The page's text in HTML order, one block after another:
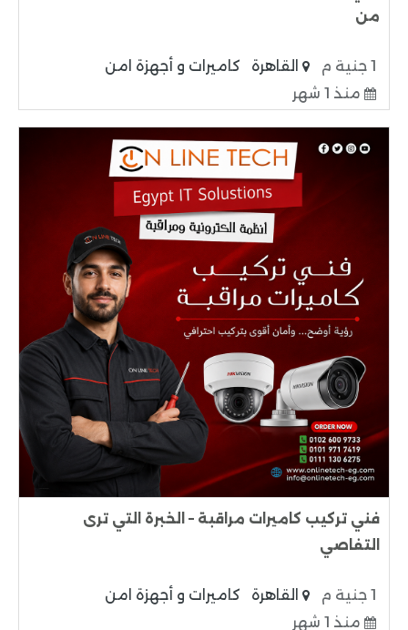
من
1 جنية م القاهرة
كاميرات و أجهزة امن
منذ 1 شهر
فني تركيب كاميرات مراقبة – الخبرة التي ترى
التفاصي
1 جنية م القاهرة
كاميرات و أجهزة امن
منذ 1 شهر